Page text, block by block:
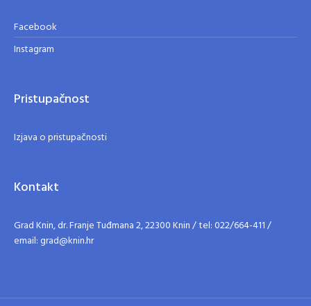
Facebook
Instagram
Pristupačnost
Izjava o pristupačnosti
Kontakt
Grad Knin, dr. Franje Tuđmana 2, 22300 Knin / tel: 022/664-411 /
email: grad@knin.hr